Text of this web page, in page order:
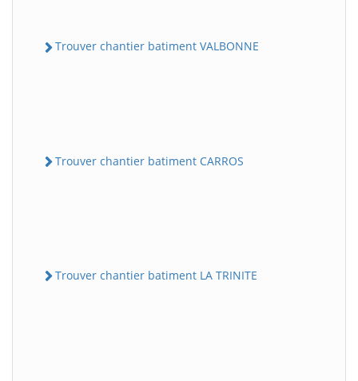
Trouver chantier batiment VALBONNE
Trouver chantier batiment CARROS
Trouver chantier batiment LA TRINITE